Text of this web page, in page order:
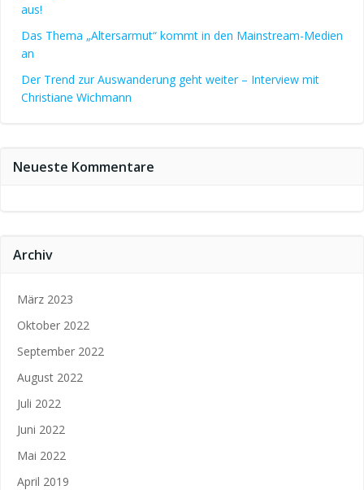
aus!
Das Thema „Altersarmut“ kommt in den Mainstream-Medien
an
Der Trend zur Auswanderung geht weiter – Interview mit
Christiane Wichmann
Neueste Kommentare
Archiv
März 2023
Oktober 2022
September 2022
August 2022
Juli 2022
Juni 2022
Mai 2022
April 2019